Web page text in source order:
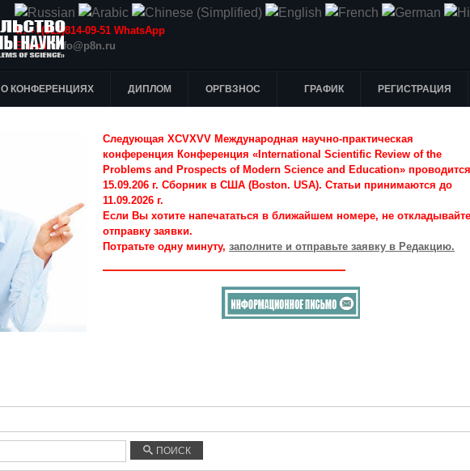
Т.: +7(915)814-09-51 WhatsApp
E-mail:info@p8n.ru
О КОНФЕРЕНЦИЯХ ДИПЛОМ ОРГВЗНОС ГРАФИК РЕГИСТРАЦИЯ
Следующая XCVXVV Международная научно-практическая
конференция Конференция «International Scientific Review of the
Problems and Prospects of Modern Science and Education» проводится
15.09.206 г. Сборник в США (Boston. USA). Статьи принимаются до
11.09.2026 г.
Если Вы хотите напечататься в ближайшем номере, не откладывайте
отправку заявки.
Потратьте одну минуту, заполните и отправьте заявку в Редакцию.
ПОИСК